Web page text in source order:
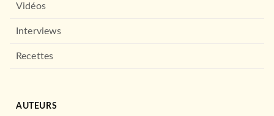
Vidéos
Interviews
Recettes
AUTEURS